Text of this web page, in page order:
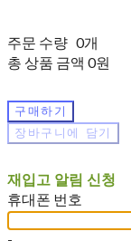
주문 수량 0개
총 상품 금액 0원
구매하기
장바구니에 담기
재입고 알림 신청
휴대폰 번호